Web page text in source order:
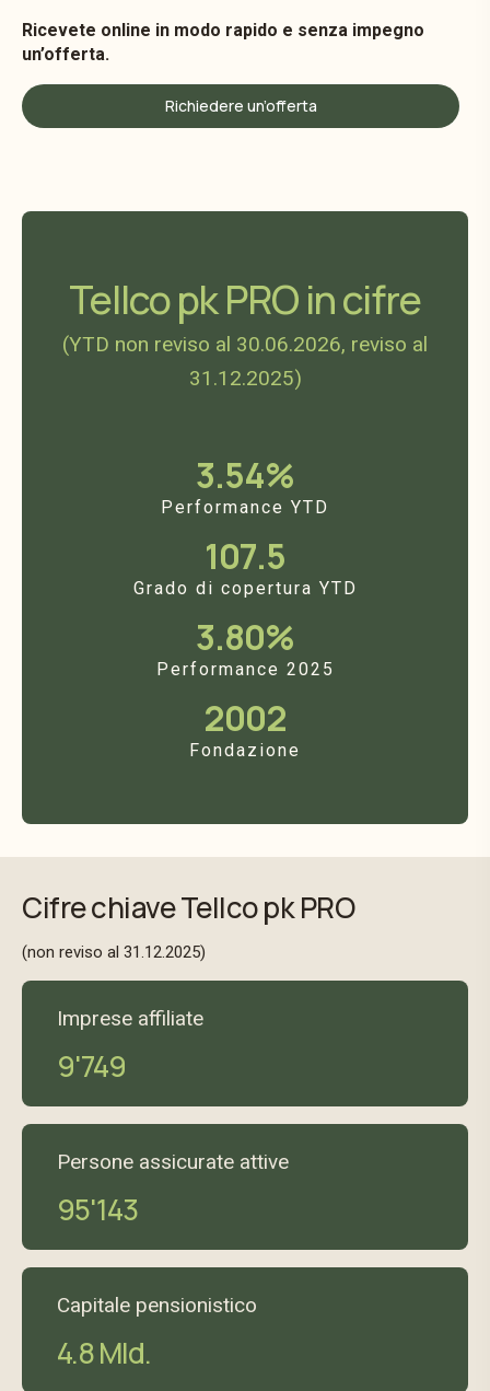
Ricevete online in modo rapido e senza impegno
un’offerta.
Richiedere un’offerta
Tellco pk PRO in cifre
(YTD non reviso al 30.06.2026, reviso al
31.12.2025)
3.54%
Performance YTD
107.5
Grado di copertura YTD
3.80%
Performance 2025
2002
Fondazione
Cifre chiave Tellco pk PRO
(non reviso al 31.12.2025)
Imprese affiliate
9'749
Persone assicurate attive
95'143
Capitale pensionistico
4.8 Mld.